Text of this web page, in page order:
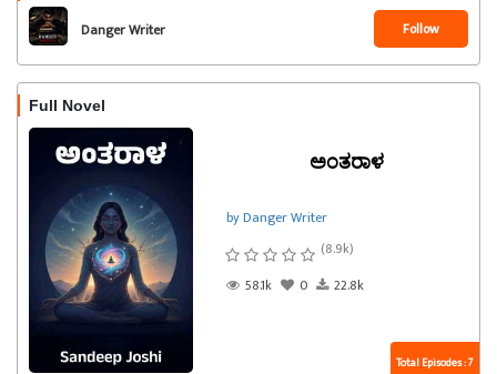
Danger Writer Follow
Full Novel
ಅಂತರಾಳ
by Danger Writer
(8.9k)
58.1k
0 22.8k
Total Episodes : 7